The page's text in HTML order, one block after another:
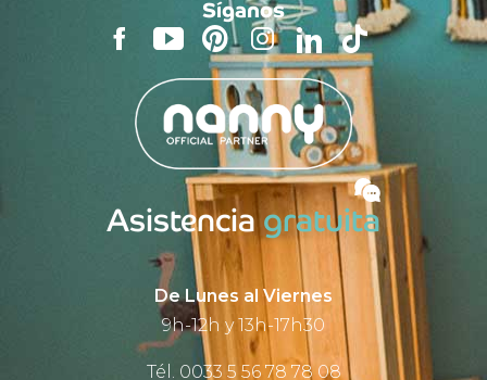
Síganos
Asistenciagratuita
De Lunes al Viernes
9h-12h y 13h-17h30
Tél. 0033 5 56 78 78 08